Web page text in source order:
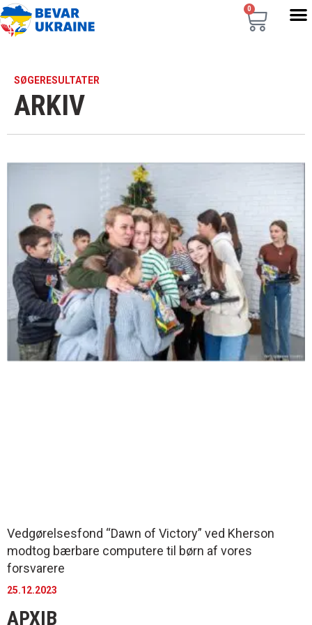
0
SØGERESULTATER
ARKIV
Vedgørelsesfond “Dawn of Victory” ved Kherson
modtog bærbare computere til børn af vores
forsvarere
25.12.2023
АРХІВ